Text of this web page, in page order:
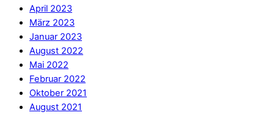
April 2023
März 2023
Januar 2023
August 2022
Mai 2022
Februar 2022
Oktober 2021
August 2021